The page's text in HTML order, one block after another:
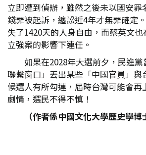
立即遭到偵辦，雖然之後未以國安罪
錢罪被起訴，纏訟近4年才無罪確定
失了1420天的人身自由，而蔡英文
立強案的影響下連任。
如果在2028年大選前夕，民進
聯繫窗口」丟出某些「中國官員」與
候選人有所勾連，屆時台灣可能會再
劇情，選民不得不慎！
（作者係中國文化大學歷史學博